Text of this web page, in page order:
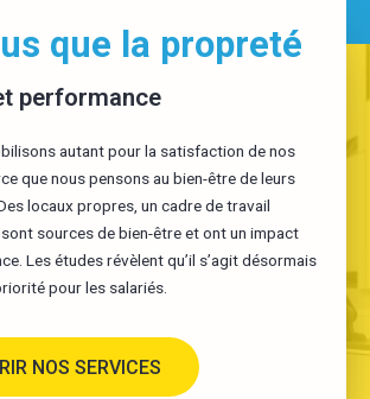
que la propreté
performance
autant pour la satisfaction de nos
que nous pensons au bien-être de leurs
locaux propres, un cadre de travail
sources de bien-être et ont un impact
Les études révèlent qu’il s’agit désormais
pour les salariés.
NOS SERVICES